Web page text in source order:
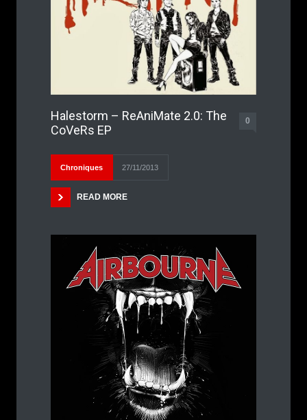
Halestorm – ReAniMate 2.0: The
CoVeRs EP
0
Chroniques 27/11/2013
READ MORE